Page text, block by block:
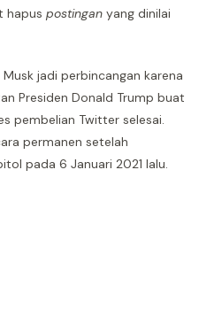
hapus postingan yang dinilai
jadi perbincangan karena
Presiden Donald Trump buat
pembelian Twitter selesai.
permanen setelah
pada 6 Januari 2021 lalu.